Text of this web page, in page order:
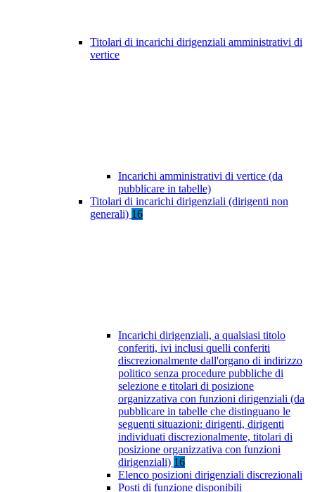
Titolari di incarichi dirigenziali amministrativi di
vertice
Incarichi amministrativi di vertice (da
pubblicare in tabelle)
Titolari di incarichi dirigenziali (dirigenti non
generali) 16
Incarichi dirigenziali, a qualsiasi titolo
conferiti, ivi inclusi quelli conferiti
discrezionalmente dall'organo di indirizzo
politico senza procedure pubbliche di
selezione e titolari di posizione
organizzativa con funzioni dirigenziali (da
pubblicare in tabelle che distinguano le
seguenti situazioni: dirigenti, dirigenti
individuati discrezionalmente, titolari di
posizione organizzativa con funzioni
dirigenziali) 16
Elenco posizioni dirigenziali discrezionali
Posti di funzione disponibili